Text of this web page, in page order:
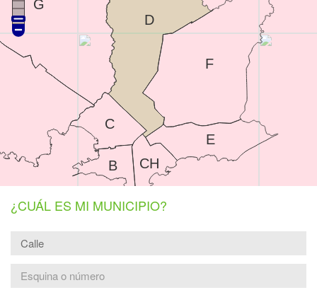
G
D
F
E
CH
B
C
¿CUÁL ES MI MUNICIPIO?